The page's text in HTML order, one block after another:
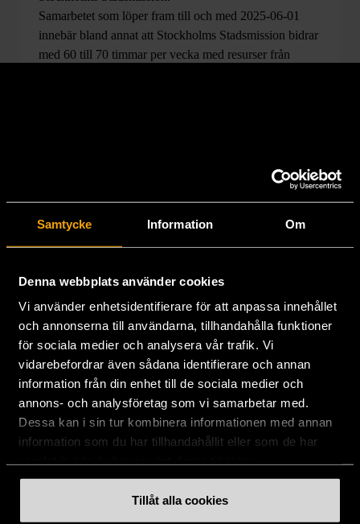
Samtycke Information Om
Denna webbplats använder cookies
Vi använder enhetsidentifierare för att anpassa innehållet
och annonserna till användarna, tillhandahålla funktioner
för sociala medier och analysera vår trafik. Vi
vidarebefordrar även sådana identifierare och annan
information från din enhet till de sociala medier och
annons- och analysföretag som vi samarbetar med.
Dessa kan i sin tur kombinera informationen med annan
information som du har tillhandahållit eller som de har
Tillåt alla cookies
Samarbetet som löper fram till och med 2025-06-01
innebär bland annat att Stockholms Stadsmission bidrar
med 60 till 70 timmar per vecka med resurser från
Handla second hand online
Om oss
Aktuellt